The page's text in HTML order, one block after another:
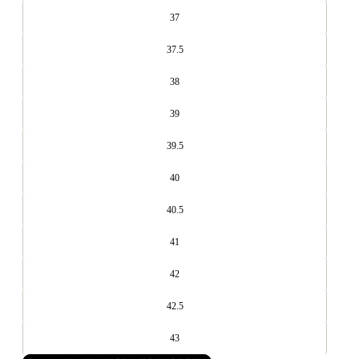
37
37.5
38
39
39.5
40
40.5
41
42
42.5
43